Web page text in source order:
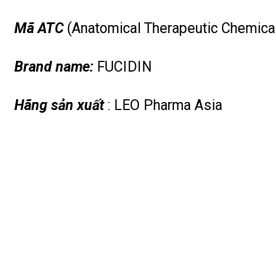
Mã ATC(Anatomical Therapeutic
Brand name: FUCIDIN
Hãng sản xuất: LEO Pharma Asia